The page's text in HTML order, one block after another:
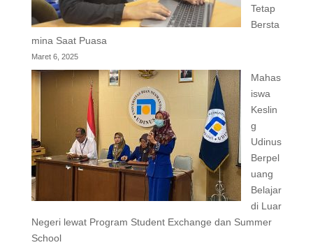
Tetap
Bersta
mina Saat Puasa
Maret 6, 2025
Mahas
iswa
Keslin
g
Udinus
Berpel
uang
Belajar
di Luar
Negeri lewat Program Student Exchange dan Summer
School